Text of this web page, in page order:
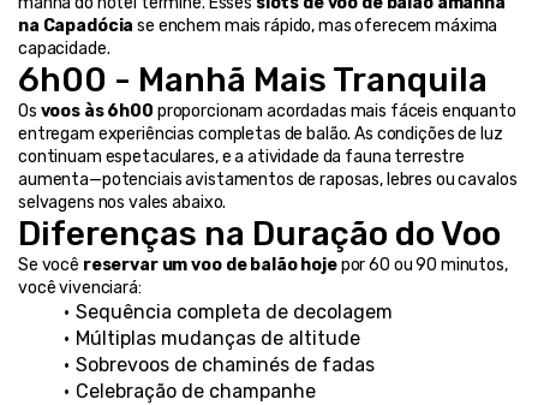
na Capadócia se enchem mais rápido, mas oferecem máxima
capacidade.
6h00 - Manhã Mais Tranquila
Os voos às 6h00 proporcionam acordadas mais fáceis enquanto
entregam experiências completas de balão. As condições de luz
continuam espetaculares, e a atividade da fauna terrestre
aumenta—potenciais avistamentos de raposas, lebres ou cavalos
selvagens nos vales abaixo.
Diferenças na Duração do Voo
Se você reservar um voo de balão hoje por 60 ou 90 minutos,
você vivenciará:
Sequência completa de decolagem
Múltiplas mudanças de altitude
Sobrevoos de chaminés de fadas
Celebração de champanhe